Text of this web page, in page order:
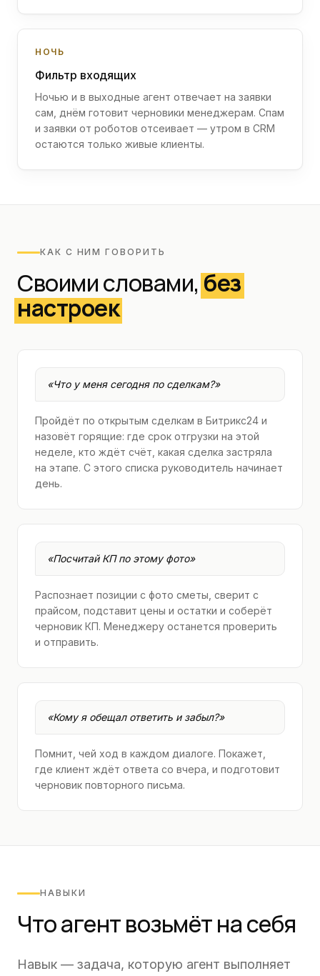
НОЧЬ
Фильтр входящих
Ночью и в выходные агент отвечает на заявки
сам, днём готовит черновики менеджерам. Спам
и заявки от роботов отсеивает — утром в CRM
остаются только живые клиенты.
КАК С НИМ ГОВОРИТЬ
Своими словами,без
настроек
«Что у меня сегодня по сделкам?»
Пройдёт по открытым сделкам в Битрикс24 и
назовёт горящие: где срок отгрузки на этой
неделе, кто ждёт счёт, какая сделка застряла
на этапе. С этого списка руководитель начинает
день.
«Посчитай КП по этому фото»
Распознает позиции с фото сметы, сверит с
прайсом, подставит цены и остатки и соберёт
черновик КП. Менеджеру останется проверить
и отправить.
«Кому я обещал ответить и забыл?»
Помнит, чей ход в каждом диалоге. Покажет,
где клиент ждёт ответа со вчера, и подготовит
черновик повторного письма.
НАВЫКИ
Что агент возьмёт на себя
Навык — задача, которую агент выполняет